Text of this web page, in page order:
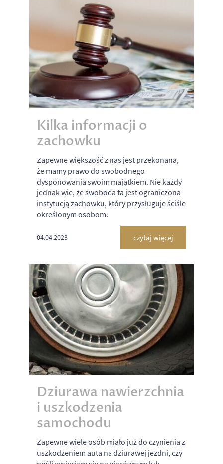
Kilka informacji o
zachowku
Zapewne większość z nas jest przekonana,
że mamy prawo do swobodnego
dysponowania swoim majątkiem. Nie każdy
jednak wie, że swoboda ta jest ograniczona
instytucją zachowku, który przysługuje ściśle
określonym osobom.
04.04.2023 czytaj więcej
Dziurawa nawierzchnia
i uszkodzenia
samochodu
Zapewne wiele osób miało już do czynienia z
uszkodzeniem auta na dziurawej jezdni, czy